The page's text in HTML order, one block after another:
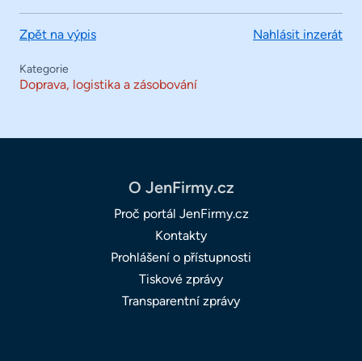
Zpět na výpis Nahlásit inzerát
Kategorie
Doprava, logistika a zásobování
O JenFirmy.cz
Proč portál JenFirmy.cz
Kontakty
Prohlášení o přístupnosti
Tiskové zprávy
Transparentní zprávy